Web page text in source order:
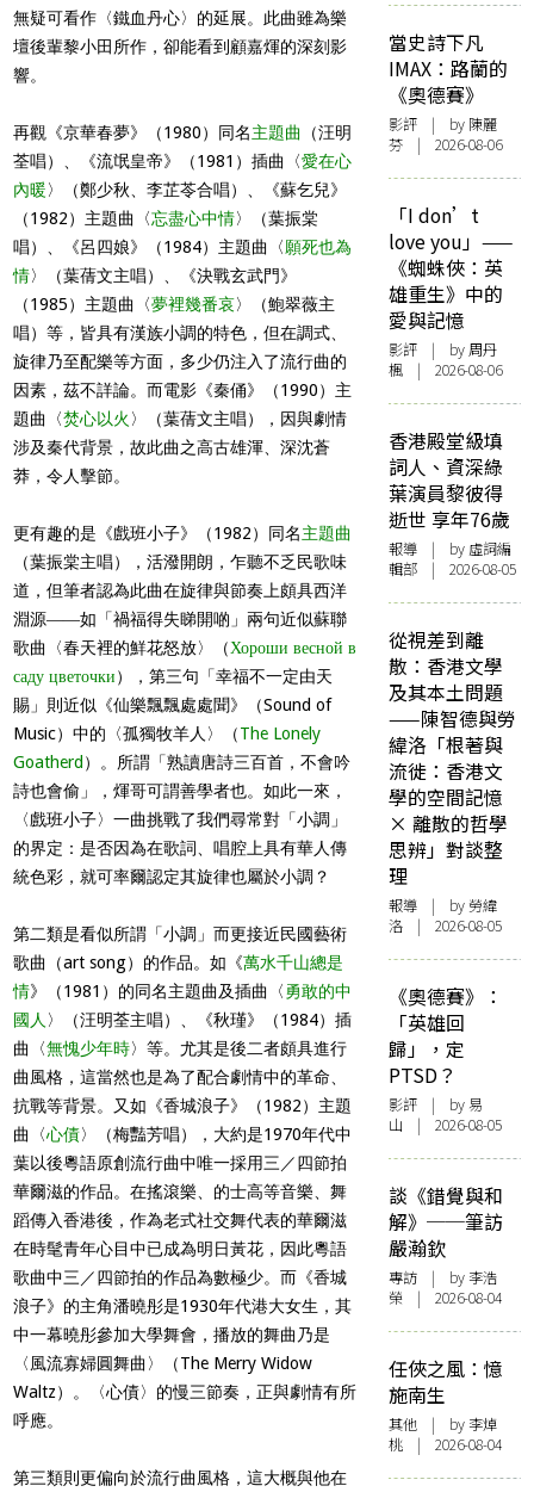
無疑可看作〈鐵血丹心〉的延展。此曲雖為樂
壇後輩黎小田所作，卻能看到顧嘉煇的深刻影
響。
再觀《京華春夢》（1980）同名主題曲
（汪明
荃唱）、《流氓皇帝》（1981）插曲〈愛在心
內暖〉（鄭少秋、李芷苓合唱）、《蘇乞兒》
（1982）主題曲〈忘盡心中情〉（葉振棠
唱）、《呂四娘》（1984）主題曲〈願死也為
情〉（葉蒨文主唱）、《決戰玄武門》
（1985）主題曲〈夢裡幾番哀〉（鮑翠薇主
唱）等，皆具有漢族小調的特色，但在調式、
旋律乃至配樂等方面，多少仍注入了流行曲的
因素，茲不詳論。而電影《秦俑》（1990）主
題曲〈焚心以火 〉（葉蒨文主唱），因與劇情
涉及秦代背景，故此曲之高古雄渾、深沈蒼
莽，令人擊節。
更有趣的是《戲班小子》（1982）同名主題曲
（葉振棠主唱），活潑開朗，乍聽不乏民歌味
道，但筆者認為此曲在旋律與節奏上頗具西洋
淵源――如「禍福得失睇開啲」兩句近似蘇聯
歌曲〈春天裡的鮮花怒放〉（Хороши весной в
саду цветочки），第三句「幸福不一定由天
賜」則近似《仙樂飄飄處處聞》（Sound of
Music）中的〈孤獨牧羊人〉（The Lonely
Goatherd ）。所謂「熟讀唐詩三百首，不會吟
詩也會偷」，煇哥可謂善學者也。如此一來，
〈戲班小子〉一曲挑戰了我們尋常對「小調」
的界定：是否因為在歌詞、唱腔上具有華人傳
統色彩，就可率爾認定其旋律也屬於小調？
第二類是看似所謂「小調」而更接近民國藝術
歌曲（art song）的作品。如《萬水千山總是
情》（1981）的同名主題曲及插曲〈勇敢的中
國人 〉（汪明荃主唱）、《秋瑾》（1984）插
曲〈無愧少年時〉等。尤其是後二者頗具進行
曲風格，這當然也是為了配合劇情中的革命、
抗戰等背景。又如《香城浪子》（1982）主題
曲〈心債〉（梅豔芳唱），大約是1970年代中
葉以後粵語原創流行曲中唯一採用三／四節拍
華爾滋的作品。在搖滾樂、的士高等音樂、舞
蹈傳入香港後，作為老式社交舞代表的華爾滋
在時髦青年心目中已成為明日黃花，因此粵語
歌曲中三／四節拍的作品為數極少。而《香城
浪子》的主角潘曉彤是1930年代港大女生，其
中一幕曉彤參加大學舞會，播放的舞曲乃是
〈風流寡婦圓舞曲〉（The Merry Widow
Waltz）。〈心債〉的慢三節奏，正與劇情有所
呼應。
第三類則更偏向於流行曲風格，這大概與他在
當史詩下凡
IMAX：路蘭的
《奧德賽》
影評 | by 陳麗
芬 | 2026-08-06
「I don’t
love you」——
《蜘蛛俠：英
雄重生》中的
愛與記憶
影評 | by周丹
楓 | 2026-08-06
香港殿堂級填
詞人、資深綠
葉演員黎彼得
逝世 享年76歲
報導 | by 虛詞編
輯部 | 2026-08-05
從視差到離
散：香港文學
及其本土問題
——陳智德與勞
緯洛「根著與
流徙：香港文
學的空間記憶
× 離散的哲學
思辨」對談整
理
報導 | by 勞緯
洛 | 2026-08-05
《奧德賽》：
「英雄回
歸」，定
PTSD？
影評 | by 易
山 | 2026-08-05
談《錯覺與和
解》──筆訪
嚴瀚欽
專訪 | by 李浩
榮 | 2026-08-04
任俠之風：憶
施南生
其他 | by 李焯
桃 | 2026-08-04